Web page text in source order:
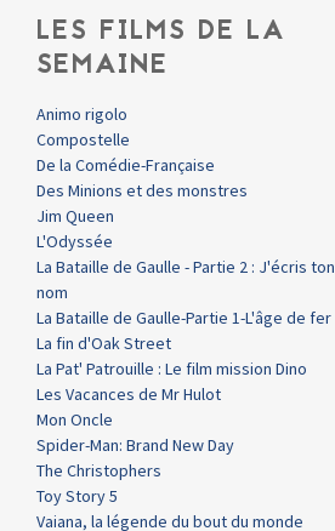
LES FILMS DE LA
SEMAINE
Animo rigolo
Compostelle
De la Comédie-Française
Des Minions et des monstres
Jim Queen
L'Odyssée
La Bataille de Gaulle - Partie 2 : J'écris ton
nom
La Bataille de Gaulle-Partie 1-L'âge de fer
La fin d'Oak Street
La Pat' Patrouille : Le film mission Dino
Les Vacances de Mr Hulot
Mon Oncle
Spider-Man: Brand New Day
The Christophers
Toy Story 5
Vaiana, la légende du bout du monde